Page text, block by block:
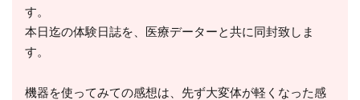
す。
本日迄の体験日誌を、医療データーと共に同封致しま
す。
機器を使ってみての感想は、先ず大変体が軽くなった感